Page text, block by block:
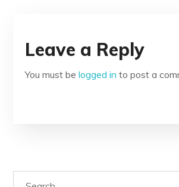
Leave a Reply
You must belogged in to post a